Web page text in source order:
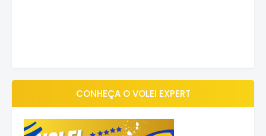
CONHEÇA O VOLEI EXPERT